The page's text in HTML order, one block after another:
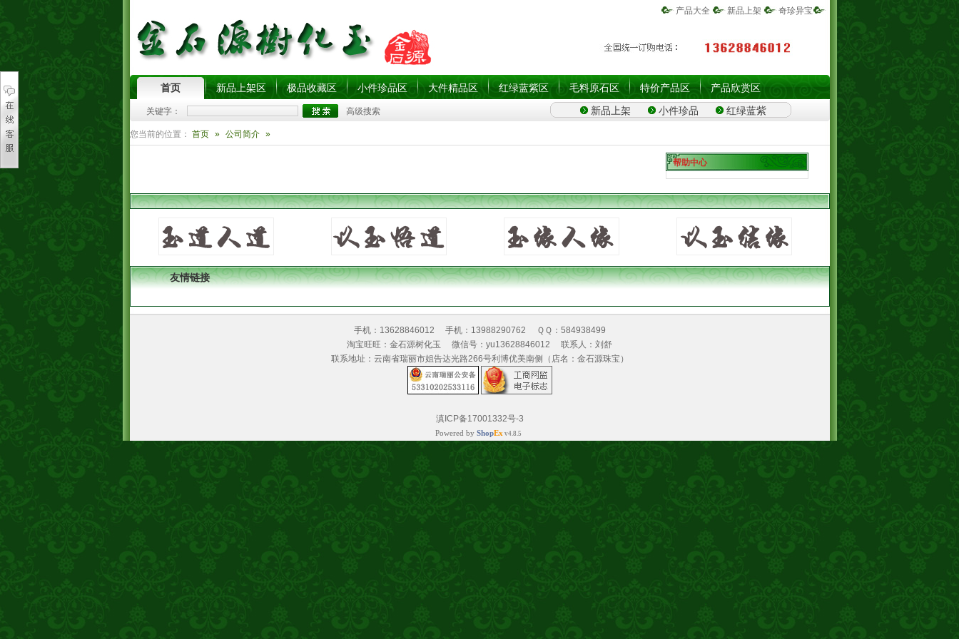
产品大全 新品上架 奇珍异宝
首页 新品上架区 极品收藏区 小件珍品区 大件精品区 红绿蓝紫区 毛料原石区 特价产品区
产品欣赏区
新品上架
小件珍品 红绿蓝紫
关键字： 高级搜索
您当前的位置： 首页 » 公司简介 »
帮助中心
友情链接
手机：13628846012 手机：13988290762
ＱＱ：584938499
淘宝旺旺：金石源树化玉 微信号：yu13628846012 联系人：刘舒
联系地址：云南省瑞丽市姐告达光路266号利博优美南侧（店名：金石源珠宝）
滇ICP备17001332号-3
Powered by ShopEx v4.8.5